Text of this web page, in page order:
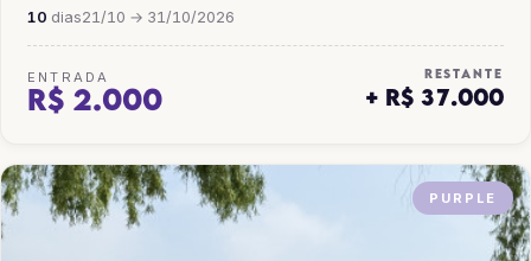
10 dias21/10 → 31/10/2026
ENTRADA
R$ 2.000
RESTANTE
+ R$ 37.000
PURPLE